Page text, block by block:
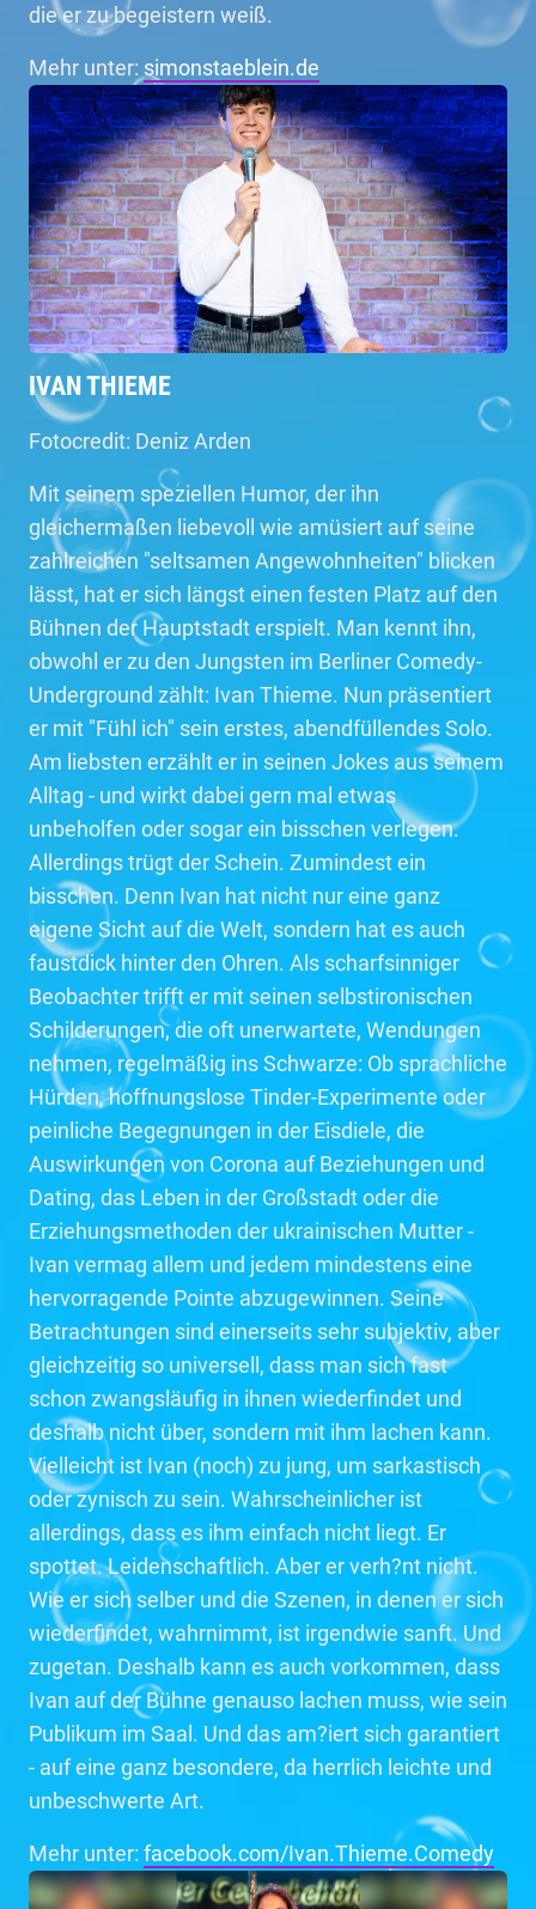
die er zu begeistern weiß.
Mehr unter: simonstaeblein.de
IVAN THIEME
Fotocredit: Deniz Arden
Mit seinem speziellen Humor, der ihn
gleichermaßen liebevoll wie amüsiert auf seine
zahlreichen "seltsamen Angewohnheiten" blicken
lässt, hat er sich längst einen festen Platz auf den
Bühnen der Hauptstadt erspielt. Man kennt ihn,
obwohl er zu den Jungsten im Berliner Comedy-
Underground zählt: Ivan Thieme. Nun präsentiert
er mit "Fühl ich" sein erstes, abendfüllendes Solo.
Am liebsten erzählt er in seinen Jokes aus seinem
Alltag - und wirkt dabei gern mal etwas
unbeholfen oder sogar ein bisschen verlegen.
Allerdings trügt der Schein. Zumindest ein
bisschen. Denn Ivan hat nicht nur eine ganz
eigene Sicht auf die Welt, sondern hat es auch
faustdick hinter den Ohren. Als scharfsinniger
Beobachter trifft er mit seinen selbstironischen
Schilderungen, die oft unerwartete, Wendungen
nehmen, regelmäßig ins Schwarze: Ob sprachliche
Hürden, hoffnungslose Tinder-Experimente oder
peinliche Begegnungen in der Eisdiele, die
Auswirkungen von Corona auf Beziehungen und
Dating, das Leben in der Großstadt oder die
Erziehungsmethoden der ukrainischen Mutter -
Ivan vermag allem und jedem mindestens eine
hervorragende Pointe abzugewinnen. Seine
Betrachtungen sind einerseits sehr subjektiv, aber
gleichzeitig so universell, dass man sich fast
schon zwangsläufig in ihnen wiederfindet und
deshalb nicht über, sondern mit ihm lachen kann.
Vielleicht ist Ivan (noch) zu jung, um sarkastisch
oder zynisch zu sein. Wahrscheinlicher ist
allerdings, dass es ihm einfach nicht liegt. Er
spottet. Leidenschaftlich. Aber er verh?nt nicht.
Wie er sich selber und die Szenen, in denen er sich
wiederfindet, wahrnimmt, ist irgendwie sanft. Und
zugetan. Deshalb kann es auch vorkommen, dass
Ivan auf der Bühne genauso lachen muss, wie sein
Publikum im Saal. Und das am?iert sich garantiert
- auf eine ganz besondere, da herrlich leichte und
unbeschwerte Art.
Mehr unter: facebook.com/Ivan.Thieme.Comedy